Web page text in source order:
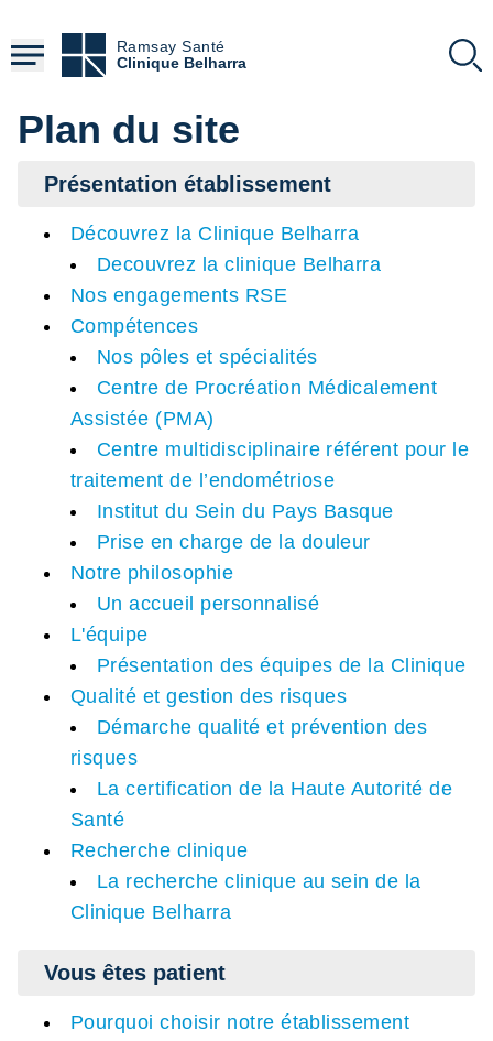
contenu
principal
Ramsay Santé
Clinique Belharra
Plan du site
Présentation établissement
Découvrez la Clinique Belharra
Decouvrez la clinique Belharra
Nos engagements RSE
Compétences
Nos pôles et spécialités
Centre de Procréation Médicalement
Assistée (PMA)
Centre multidisciplinaire référent pour le
traitement de l’endométriose
Institut du Sein du Pays Basque
Prise en charge de la douleur
Notre philosophie
Un accueil personnalisé
L'équipe
Présentation des équipes de la Clinique
Qualité et gestion des risques
Démarche qualité et prévention des
risques
La certification de la Haute Autorité de
Santé
Recherche clinique
La recherche clinique au sein de la
Clinique Belharra
Vous êtes patient
Pourquoi choisir notre établissement